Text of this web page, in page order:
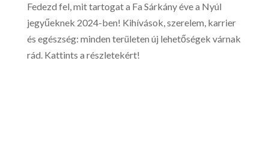
Fedezd fel, mit tartogat a Fa Sárkány éve a Nyúl
jegyűeknek 2024-ben! Kihívások, szerelem, karrier
és egészség: minden területen új lehetőségek várnak
rád. Kattints a részletekért!